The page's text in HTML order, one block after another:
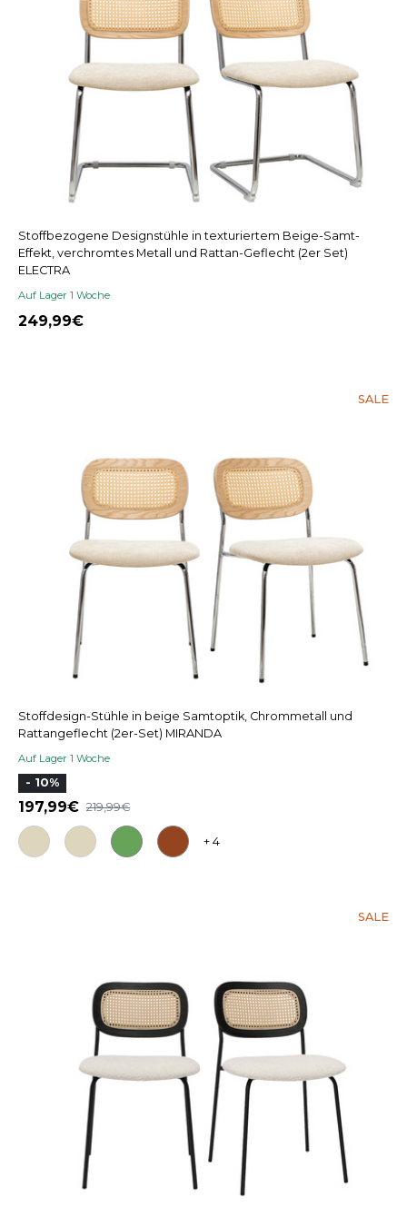
Stoffbezogene Designstühle in texturiertem Beige-Samt-
Effekt, verchromtes Metall und Rattan-Geflecht (2er Set)
ELECTRA
Auf Lager 1 Woche
249,99
SALE
Stoffdesign-Stühle in beige Samtoptik, Chrommetall und
Rattangeflecht (2er-Set) MIRANDA
Auf Lager 1 Woche
- 10%
197,99 219,99
+ 4
SALE